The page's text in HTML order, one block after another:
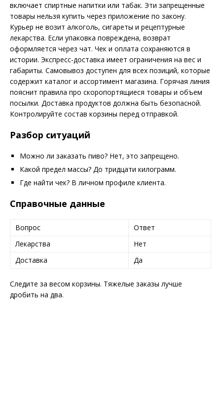
включает спиртные напитки или табак. Эти запрещенные
товары нельзя купить через приложение по закону.
Курьер не возит алкоголь, сигареты и рецептурные
лекарства. Если упаковка повреждена, возврат
оформляется через чат. Чек и оплата сохраняются в
истории. Экспресс-доставка имеет ограничения на вес и
габариты. Самовывоз доступен для всех позиций, которые
содержит каталог и ассортимент магазина. Горячая линия
пояснит правила про скоропортящиеся товары и объем
посылки. Доставка продуктов должна быть безопасной.
Контролируйте состав корзины перед отправкой.
Разбор ситуаций
Можно ли заказать пиво? Нет, это запрещено.
Какой предел массы? До тридцати килограмм.
Где найти чек? В личном профиле клиента.
Справочные данные
Вопрос
Ответ
Лекарства
Нет
Доставка
Да
Следите за весом корзины. Тяжелые заказы лучше
дробить на два.